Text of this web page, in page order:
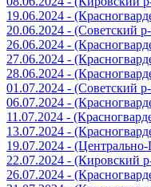
19.06.2024 -
20.06.2024 - (Советский
26.06.2024 -
27.06.2024 -
28.06.2024 -
01.07.2024 - (Советский
06.07.2024 -
11.07.2024 -
13.07.2024 -
19.07.2024 -
22.07.2024 - (Кировский
26.07.2024 -